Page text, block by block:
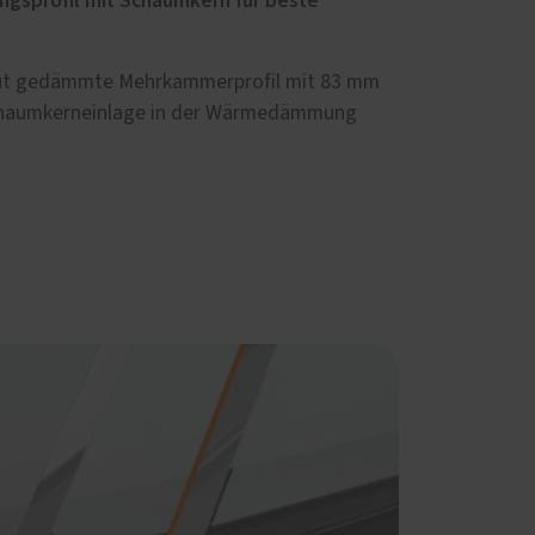
gedämmte Mehrkammerprofil mit 83 mm
in der Wärmedämmung